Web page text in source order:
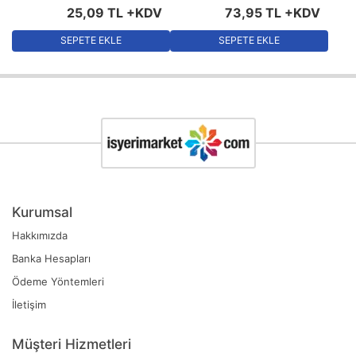
25,09 TL +KDV
SEPETE EKLE
73,95 TL +KDV
SEPETE EKLE
Kurumsal
Hakkımızda
Banka Hesapları
Ödeme Yöntemleri
İletişim
Müşteri Hizmetleri